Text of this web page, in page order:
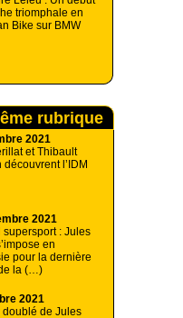
triomphale en
Bike sur BMW
rubrique
2021
et Thibault
découvrent l’IDM
2021
supersport : Jules
en
pour la dernière
la (…)
2021
doublé de Jules